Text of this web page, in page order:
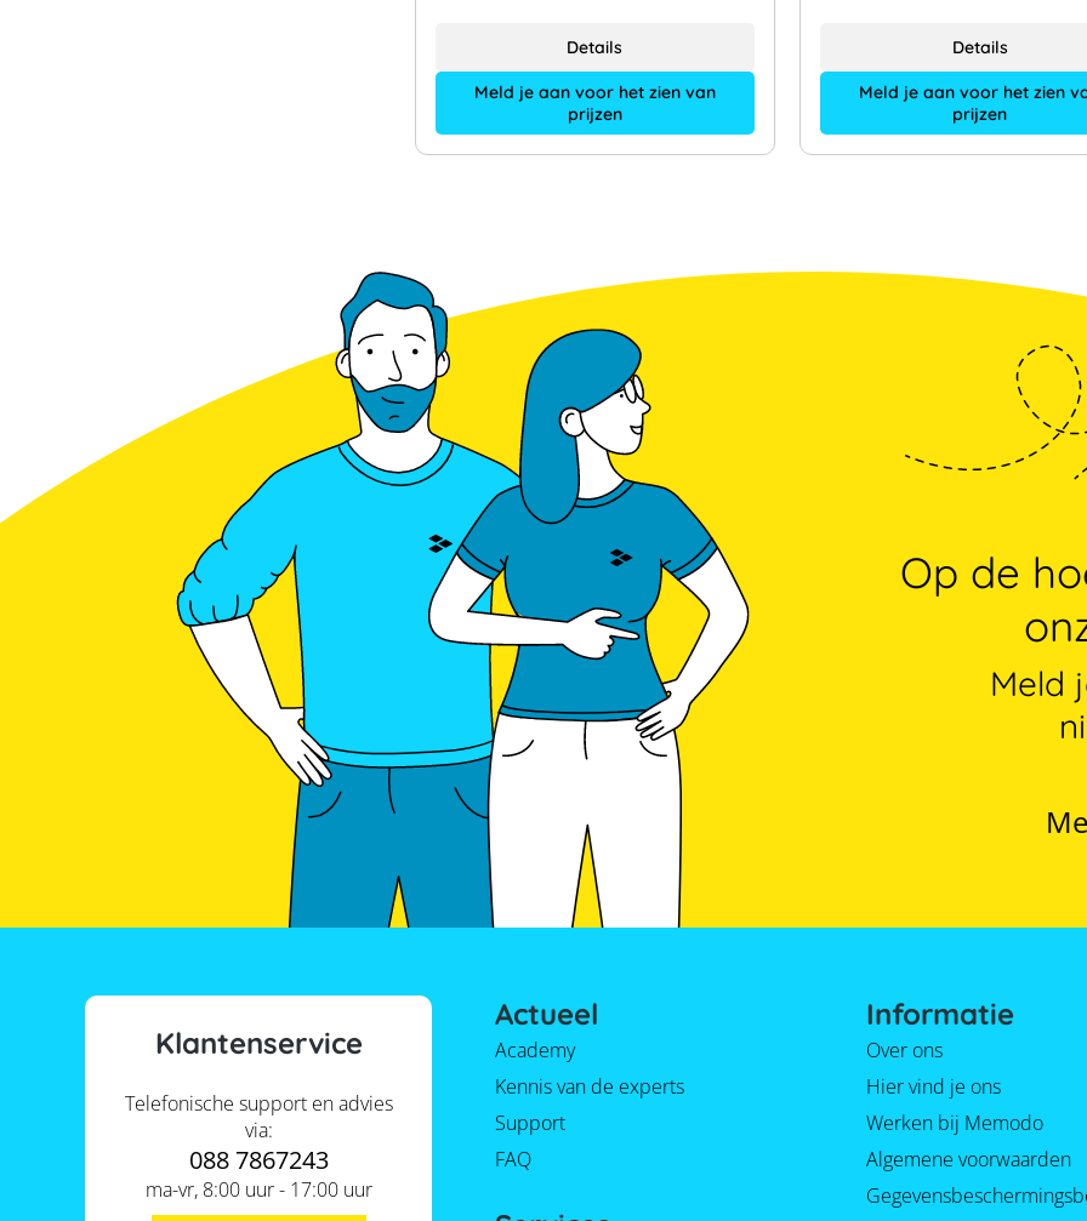
Meld je aan voor het zien van
prijzen
Details
Meld je aan voor het zien
prijzen
Details
Op de
Meld
Klantenservice
Telefonische support en advies
via:
088 7867243
ma-vr, 8:00 uur - 17:00 uur
Actueel
Academy
Kennis van de experts
Support
FAQ
Informatie
Over ons
Hier vind je ons
Werken bij Memodo
Algemene voorwaarden